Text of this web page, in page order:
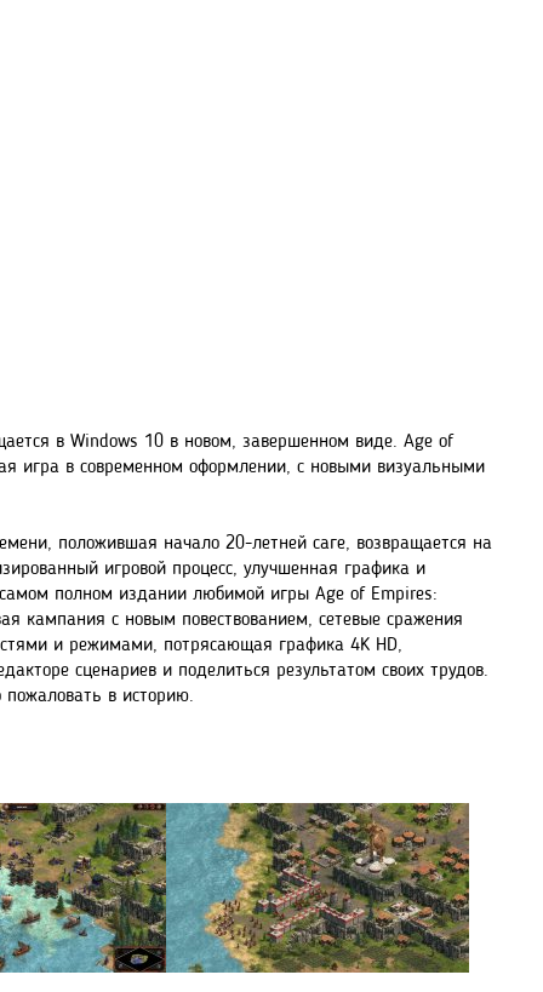
в Windows 10 в новом, завершенном виде. Age of
игра в современном оформлении, с новыми визуальными
положившая начало 20-летней саге, возвращается на
игровой процесс, улучшенная графика и
полном издании любимой игры Age of Empires:
кампания с новым повествованием, сетевые сражения
и режимами, потрясающая графика 4K HD,
сценариев и поделиться результатом своих трудов.
в историю.